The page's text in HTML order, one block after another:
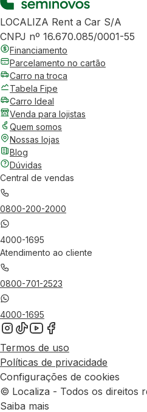
LOCALIZA Rent a Car S/A
CNPJ nº 16.670.085/0001-55
Financiamento
Parcelamento no cartão
Carro na troca
Tabela Fipe
Carro Ideal
Venda para lojistas
Quem somos
Nossas lojas
Blog
Dúvidas
Central de vendas
0800-200-2000
4000-1695
Atendimento ao cliente
0800-701-2523
4000-1695
Termos de uso
Políticas de privacidade
Configurações de cookies
© Localiza - Todos os direitos
Saiba mais